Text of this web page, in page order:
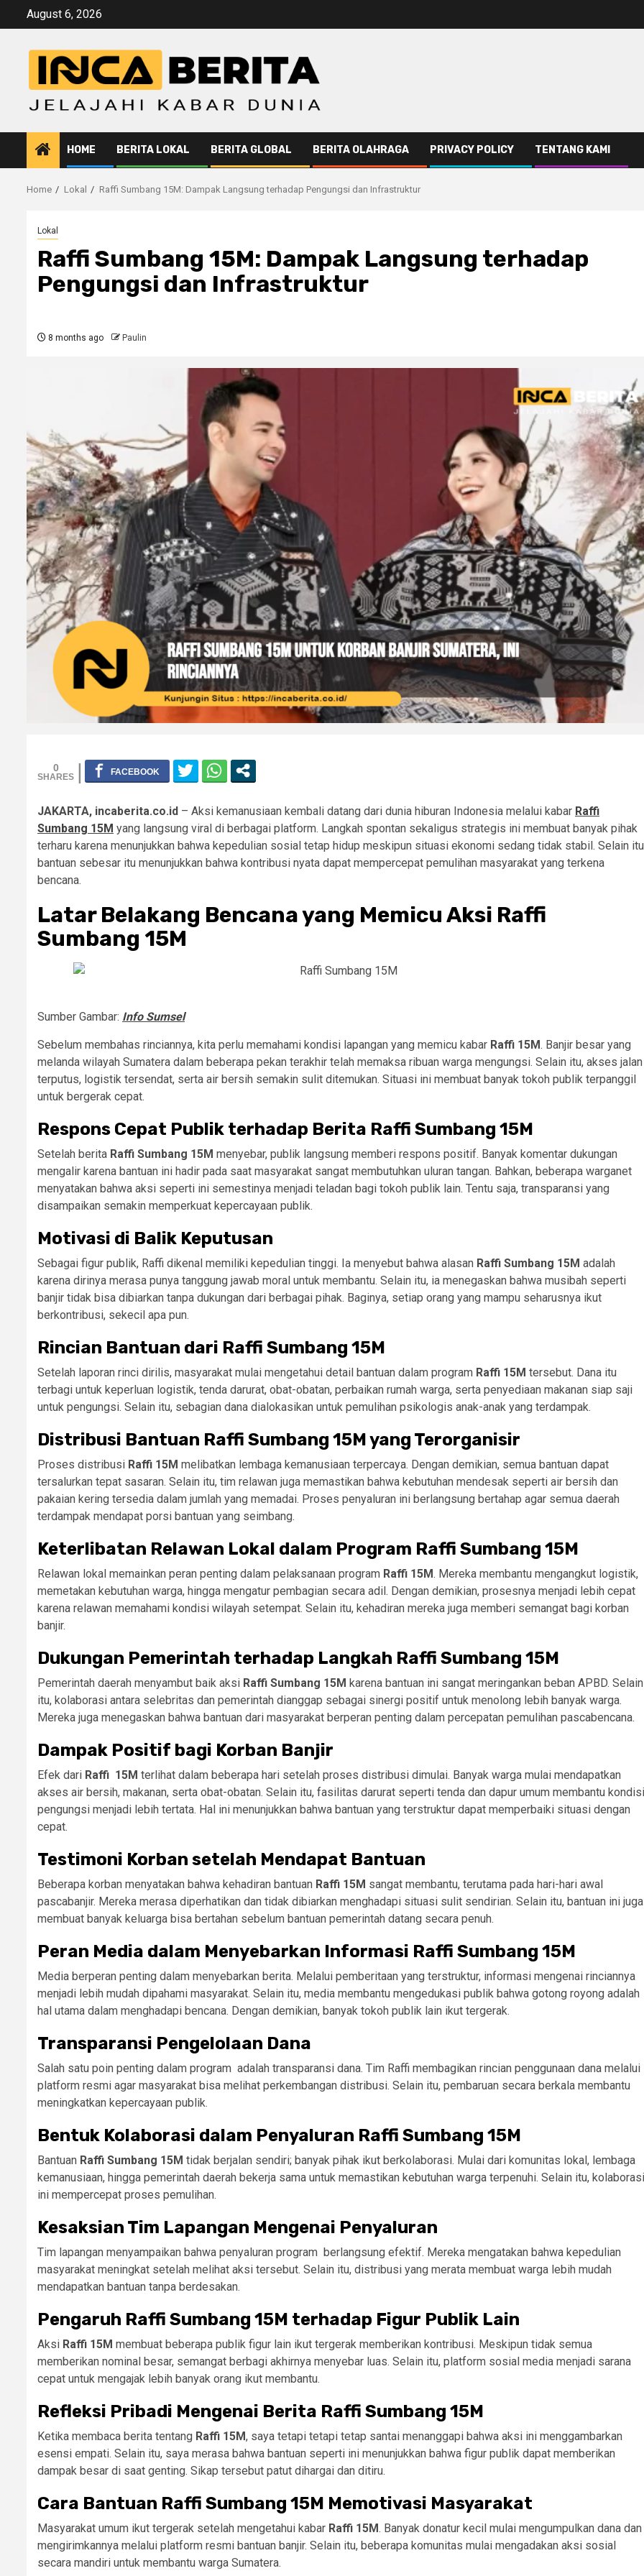
August 6, 2026
HOME BERITA LOKAL BERITA GLOBAL BERITA OLAHRAGA PRIVACY POLICY TENTANG KAMI
Home Lokal Raffi Sumbang 15M: Dampak Langsung terhadap Pengungsi dan Infrastruktur
Lokal
Raffi Sumbang 15M: Dampak Langsung terhadap
Pengungsi dan Infrastruktur
8 months ago Paulin
0
JAKARTA, incaberita.co.id – Aksi kemanusiaan kembali datang dari dunia hiburan Indonesia melalui kabar Raffi
Sumbang 15M yang langsung viral di berbagai platform. Langkah spontan sekaligus strategis ini membuat banyak pihak
terharu karena menunjukkan bahwa kepedulian sosial tetap hidup meskipun situasi ekonomi sedang tidak stabil. Selain
bantuan sebesar itu menunjukkan bahwa kontribusi nyata dapat mempercepat pemulihan masyarakat yang terkena
bencana.
Latar Belakang Bencana yang Memicu Aksi Raffi
Sumbang 15M
Sumber Gambar: Info Sumsel
Sebelum membahas rinciannya, kita perlu memahami kondisi lapangan yang memicu kabar Raffi 15M. Banjir besar yang
melanda wilayah Sumatera dalam beberapa pekan terakhir telah memaksa ribuan warga mengungsi. Selain itu, akses jalan
terputus, logistik tersendat, serta air bersih semakin sulit ditemukan. Situasi ini membuat banyak tokoh publik terpanggil
untuk bergerak cepat.
Respons Cepat Publik terhadap Berita Raffi Sumbang 15M
Setelah berita Raffi Sumbang 15M menyebar, publik langsung memberi respons positif. Banyak komentar dukungan
mengalir karena bantuan ini hadir pada saat masyarakat sangat membutuhkan uluran tangan. Bahkan, beberapa warganet
menyatakan bahwa aksi seperti ini semestinya menjadi teladan bagi tokoh publik lain. Tentu saja, transparansi yang
disampaikan semakin memperkuat kepercayaan publik.
Motivasi di Balik Keputusan
Sebagai figur publik, Raffi dikenal memiliki kepedulian tinggi. Ia menyebut bahwa alasan Raffi Sumbang 15M adalah
karena dirinya merasa punya tanggung jawab moral untuk membantu. Selain itu, ia menegaskan bahwa musibah seperti
banjir tidak bisa dibiarkan tanpa dukungan dari berbagai pihak. Baginya, setiap orang yang mampu seharusnya ikut
berkontribusi, sekecil apa pun.
Rincian Bantuan dari Raffi Sumbang 15M
Setelah laporan rinci dirilis, masyarakat mulai mengetahui detail bantuan dalam program Raffi 15M tersebut. Dana itu
terbagi untuk keperluan logistik, tenda darurat, obat-obatan, perbaikan rumah warga, serta penyediaan makanan siap saji
untuk pengungsi. Selain itu, sebagian dana dialokasikan untuk pemulihan psikologis anak-anak yang terdampak.
Distribusi Bantuan Raffi Sumbang 15M yang Terorganisir
Proses distribusi Raffi 15M melibatkan lembaga kemanusiaan terpercaya. Dengan demikian, semua bantuan dapat
tersalurkan tepat sasaran. Selain itu, tim relawan juga memastikan bahwa kebutuhan mendesak seperti air bersih dan
pakaian kering tersedia dalam jumlah yang memadai. Proses penyaluran ini berlangsung bertahap agar semua daerah
terdampak mendapat porsi bantuan yang seimbang.
Keterlibatan Relawan Lokal dalam Program Raffi Sumbang 15M
Relawan lokal memainkan peran penting dalam pelaksanaan program Raffi 15M. Mereka membantu mengangkut logistik,
memetakan kebutuhan warga, hingga mengatur pembagian secara adil. Dengan demikian, prosesnya menjadi lebih cepat
karena relawan memahami kondisi wilayah setempat. Selain itu, kehadiran mereka juga memberi semangat bagi korban
banjir.
Dukungan Pemerintah terhadap Langkah Raffi Sumbang 15M
Pemerintah daerah menyambut baik aksi Raffi Sumbang 15M karena bantuan ini sangat meringankan beban APBD. Selain
itu, kolaborasi antara selebritas dan pemerintah dianggap sebagai sinergi positif untuk menolong lebih banyak warga.
Mereka juga menegaskan bahwa bantuan dari masyarakat berperan penting dalam percepatan pemulihan pascabencana.
Dampak Positif bagi Korban Banjir
Efek dari Raffi 15M terlihat dalam beberapa hari setelah proses distribusi dimulai. Banyak warga mulai mendapatkan
akses air bersih, makanan, serta obat-obatan. Selain itu, fasilitas darurat seperti tenda dan dapur umum membantu kondisi
pengungsi menjadi lebih tertata. Hal ini menunjukkan bahwa bantuan yang terstruktur dapat memperbaiki situasi dengan
cepat.
Testimoni Korban setelah Mendapat Bantuan
Beberapa korban menyatakan bahwa kehadiran bantuan Raffi 15M sangat membantu, terutama pada hari-hari awal
pascabanjir. Mereka merasa diperhatikan dan tidak dibiarkan menghadapi situasi sulit sendirian. Selain itu, bantuan ini juga
membuat banyak keluarga bisa bertahan sebelum bantuan pemerintah datang secara penuh.
Peran Media dalam Menyebarkan Informasi Raffi Sumbang 15M
Media berperan penting dalam menyebarkan berita. Melalui pemberitaan yang terstruktur, informasi mengenai rinciannya
menjadi lebih mudah dipahami masyarakat. Selain itu, media membantu mengedukasi publik bahwa gotong royong adalah
hal utama dalam menghadapi bencana. Dengan demikian, banyak tokoh publik lain ikut tergerak.
Transparansi Pengelolaan Dana
Salah satu poin penting dalam program adalah transparansi dana. Tim Raffi membagikan rincian penggunaan dana melalui
platform resmi agar masyarakat bisa melihat perkembangan distribusi. Selain itu, pembaruan secara berkala membantu
meningkatkan kepercayaan publik.
Bentuk Kolaborasi dalam Penyaluran Raffi Sumbang 15M
Bantuan Raffi Sumbang 15M tidak berjalan sendiri; banyak pihak ikut berkolaborasi. Mulai dari komunitas lokal, lembaga
kemanusiaan, hingga pemerintah daerah bekerja sama untuk memastikan kebutuhan warga terpenuhi. Selain itu, kolaborasi
ini mempercepat proses pemulihan.
Kesaksian Tim Lapangan Mengenai Penyaluran
Tim lapangan menyampaikan bahwa penyaluran program berlangsung efektif. Mereka mengatakan bahwa kepedulian
masyarakat meningkat setelah melihat aksi tersebut. Selain itu, distribusi yang merata membuat warga lebih mudah
mendapatkan bantuan tanpa berdesakan.
Pengaruh Raffi Sumbang 15M terhadap Figur Publik Lain
Aksi Raffi 15M membuat beberapa publik figur lain ikut tergerak memberikan kontribusi. Meskipun tidak semua
memberikan nominal besar, semangat berbagi akhirnya menyebar luas. Selain itu, platform sosial media menjadi sarana
cepat untuk mengajak lebih banyak orang ikut membantu.
Refleksi Pribadi Mengenai Berita Raffi Sumbang 15M
Ketika membaca berita tentang Raffi 15M, saya tetapi tetapi tetap santai menanggapi bahwa aksi ini menggambarkan
esensi empati. Selain itu, saya merasa bahwa bantuan seperti ini menunjukkan bahwa figur publik dapat memberikan
dampak besar di saat genting. Sikap tersebut patut dihargai dan ditiru.
Cara Bantuan Raffi Sumbang 15M Memotivasi Masyarakat
Masyarakat umum ikut tergerak setelah mengetahui kabar Raffi 15M. Banyak donatur kecil mulai mengumpulkan dana dan
mengirimkannya melalui platform resmi bantuan banjir. Selain itu, beberapa komunitas mulai mengadakan aksi sosial
secara mandiri untuk membantu warga Sumatera.